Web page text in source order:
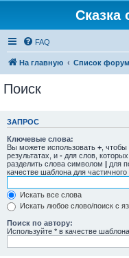
Сказка
FAQ
На главную Список
Поиск
ЗАПРОС
Ключевые слова:
Вы можете использовать + ,
результатах, и - для слов,
разделить слова символом | для
качестве шаблона для частичного
Искать все слова
Искать любое слово/поиск с
Поиск по автору:
Используйте * в качестве шаблона.